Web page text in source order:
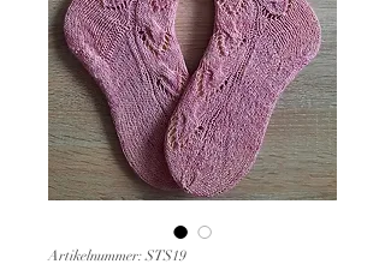
Artikelnummer: STS19